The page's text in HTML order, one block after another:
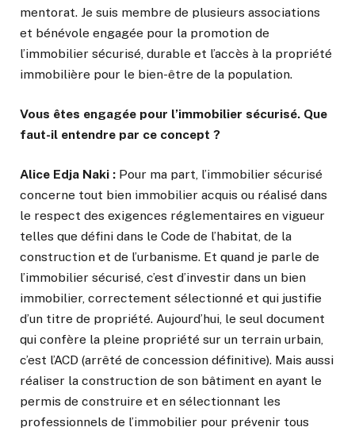
mentorat. Je suis membre de plusieurs associations
et bénévole engagée pour la promotion de
l’immobilier sécurisé, durable et l’accès à la propriété
immobilière pour le bien-être de la population.
Vous êtes engagée pour l’immobilier sécurisé. Que
faut-il entendre par ce concept ?
Alice Edja Naki : Pour ma part, l’immobilier sécurisé
concerne tout bien immobilier acquis ou réalisé dans
le respect des exigences réglementaires en vigueur
telles que défini dans le Code de l’habitat, de la
construction et de l’urbanisme. Et quand je parle de
l’immobilier sécurisé, c’est d’investir dans un bien
immobilier, correctement sélectionné et qui justifie
d’un titre de propriété. Aujourd’hui, le seul document
qui confère la pleine propriété sur un terrain urbain,
c’est l’ACD (arrêté de concession définitive). Mais aussi
réaliser la construction de son bâtiment en ayant le
permis de construire et en sélectionnant les
professionnels de l’immobilier pour prévenir tous